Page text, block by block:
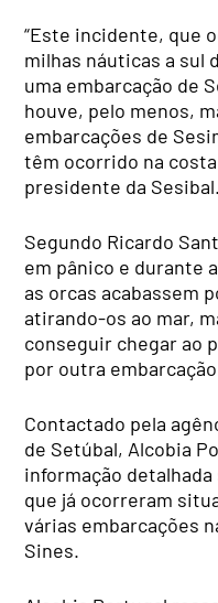
“Este incidente, que
milhas náuticas a sul
uma embarcação de
houve, pelo menos,
embarcações de
têm ocorrido na
presidente da Sesibal.
Segundo Ricardo
em pânico e durante
as orcas acabassem
atirando-os ao mar,
conseguir chegar ao
por outra
Contactado pela
de Setúbal, Alcobia
informação
que já ocorreram
várias embarcações
Sines.